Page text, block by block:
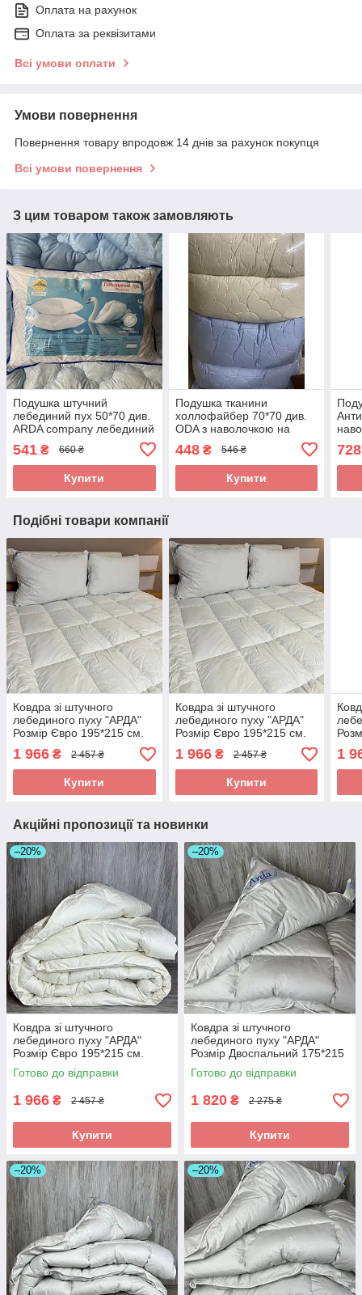
Оплата на рахунок
Оплата за реквізитами
Всі умови оплати
Умови повернення
Повернення товару впродовж 14 днів за рахунок покупця
Всі умови повернення
З цим товаром також замовляють
Подушка штучний
лебединий пух 50*70 див.
ARDA company лебединий
пух. Чохол 100% бавовна
541 ₴ 660 ₴
Купити
Подушка тканини
холлофайбер 70*70 див.
ODA з наволочкою на
448₴ 546 ₴
Купити
для
728
Подібні товари компанії
Ковдра зі штучного
лебединого пуху "АРДА"
Розмір Євро 195*215 см.
Зимова тепла ковдра
1 966 ₴ 2 457 ₴
Купити
Ковдра зі штучного
лебединого пуху "АРДА"
Розмір Євро 195*215 см.
Зимова тепла ковдра
1 966₴ 2 457 ₴
Купити
1
Акційні пропозиції та новинки
–20%
Ковдра зі штучного
лебединого пуху "АРДА"
Розмір Євро 195*215 см.
Чохол хлопок Зимова тепла
ковдра
Готово до відправки
1 966 ₴ 2 457 ₴
Купити
–20%
Ковдра зі штучного
лебединого пуху "АРДА"
Розмір Двоспальний 175*215
см. Зимова тепла ковдра
Готово до відправки
1 820 ₴ 2 275 ₴
Купити
–20% –20%